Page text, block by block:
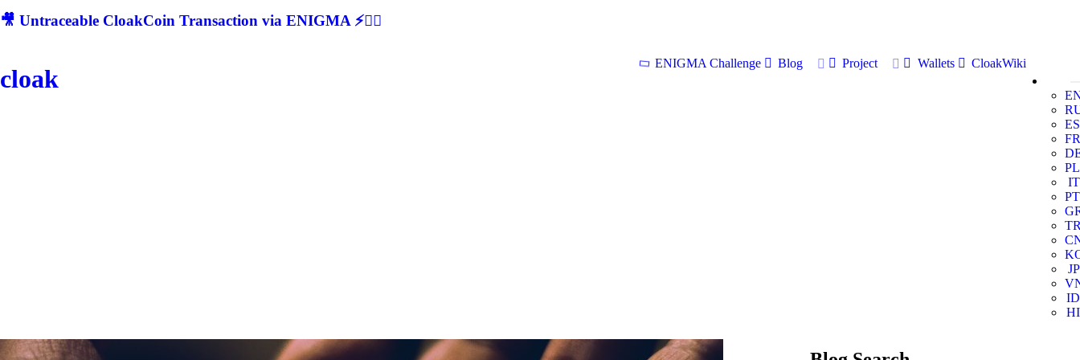
🎥 Untraceable CloakCoin Transaction via ENIGMA ⚡🕵‍♂
cloak
ENIGMA Challenge Blog Project Wallets
CloakWiki
ES
FR
PL
IT
PT
JP
ID
HI